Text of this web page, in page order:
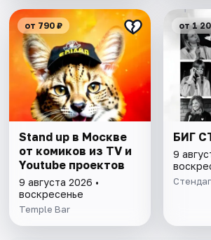
от 790 ₽
Stand up в Москве
от комиков из TV и
Youtube проектов
9 августа 2026 •
воскресенье
Temple Bar
от 1
БИГ
9